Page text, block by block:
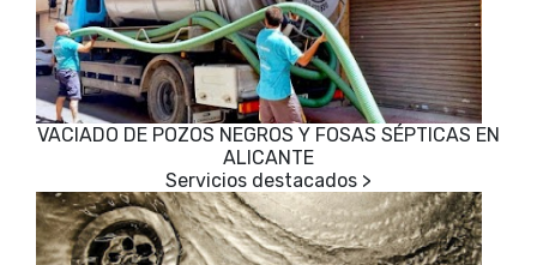
VACIADO DE POZOS NEGROS Y FOSAS SÉPTICAS EN
ALICANTE